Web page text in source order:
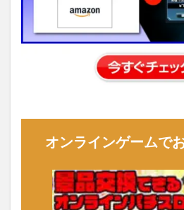
オンラインゲームで